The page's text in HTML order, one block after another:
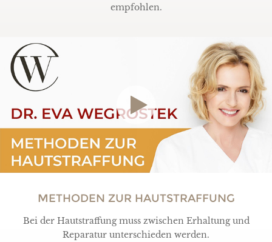
empfohlen.
METHODEN ZUR HAUTSTRAFFUNG
Bei der Hautstraffung muss zwischen Erhaltung und
Reparatur unterschieden werden.